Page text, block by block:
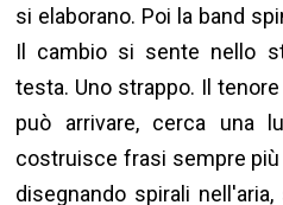
si elaborano. Poi la band
Il cambio si sente nello
testa. Uno strappo. Il
può arrivare, cerca una
costruisce frasi sempre
disegnando spirali